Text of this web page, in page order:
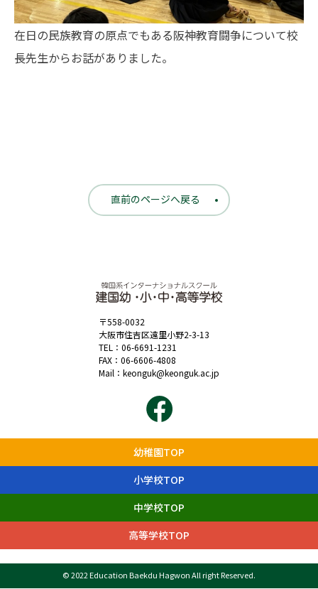
在日の民族教育の原点でもある阪神教育闘争について校
長先生からお話がありました。
直前のページへ戻る
〒558-0032
大阪市住吉区遠里小野2-3-13
TEL： 06-6691-1231
FAX：06-6606-4808
Mail： keonguk@keonguk.ac.jp
幼稚園TOP
小学校TOP
中学校TOP
高等学校TOP
© 2022 Education Baekdu Hagwon All right Reserved.